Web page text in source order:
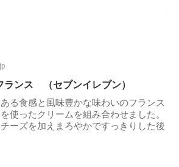
ンス （セブンイレブン）
る食感と風味豊かな味わいのフランス
使ったクリームを組み合わせました。
ーズを加えまろやかですっきりした後